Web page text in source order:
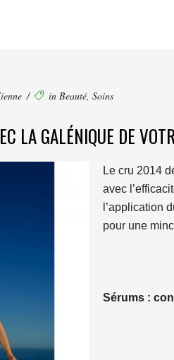
in Beauté, Soins
LA GALÉNIQUE DE
Le cru 2014
avec
l’application
pour une
Sérums :